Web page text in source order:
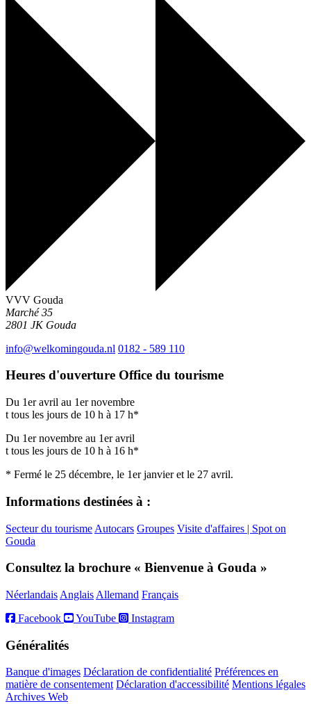
VVV Gouda
Marché 35
2801 JK Gouda
info@welkomingouda.nl 0182 - 589 110
Heures d'ouverture Office du tourisme
Du 1er avril au 1er novembre
t tous les jours de 10 h à 17 h*
Du 1er novembre au 1er avril
t tous les jours de 10 h à 16 h*
* Fermé le 25 décembre, le 1er janvier et le 27 avril.
Informations destinées à :
Secteur du tourisme Autocars Groupes Visite d'affaires | Spot on
Gouda
Consultez la brochure « Bienvenue à Gouda »
Néerlandais Anglais Allemand Français
Facebook
YouTube Instagram
Généralités
Banque d'images Déclaration de confidentialité Préférences en
matière de consentement Déclaration d'accessibilité Mentions légales
Archives Web